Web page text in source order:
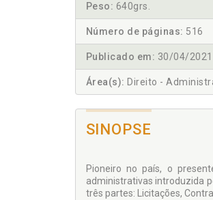
Peso: 640grs.
Número de páginas: 516
Publicado em: 30/04/2021
Área(s): Direito -
SINOPSE
Pioneiro no país, o
administrativas introduzida
três partes: Licitações,